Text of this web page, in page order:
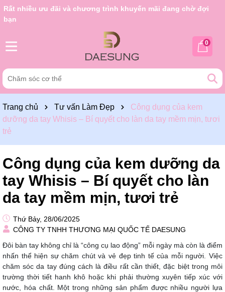
Rất nhiều ưu đãi và chương trình khuyến mãi đang chờ đợi
bạn
0
Trang chủ Tư vấn Làm Đẹp
Công dụng của kem
dưỡng da tay Whisis – Bí quyết cho làn da tay mềm mịn, tươi
trẻ
Công dụng của kem dưỡng da
tay Whisis – Bí quyết cho làn
da tay mềm mịn, tươi trẻ
Thứ Bảy, 28/06/2025
CÔNG TY TNHH THƯƠNG MẠI QUỐC TẾ DAESUNG
Đôi bàn tay không chỉ là “công cụ lao động” mỗi ngày mà còn là điểm
nhấn thể hiện sự chăm chút và vẻ đẹp tinh tế của mỗi người. Việc
chăm sóc da tay đúng cách là điều rất cần thiết, đặc biệt trong môi
trường thời tiết hanh khô hoặc khi phải thường xuyên tiếp xúc với
nước, hóa chất. Một trong những sản phẩm được nhiều người lựa